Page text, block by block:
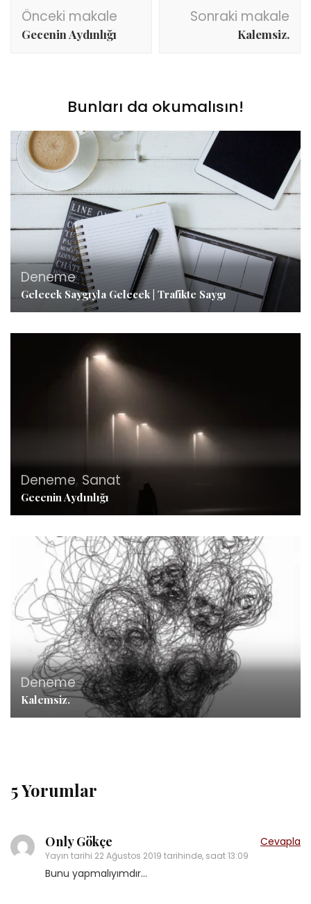
dolaşımı
Önceki makale
Gecenin Aydınlığı
Sonraki makale
Kalemsiz.
Bunları da okumalısın!
Deneme
Gelecek Saygıyla Gelecek | Trafikte Saygı
Deneme, Sanat
Gecenin Aydınlığı
Deneme
Kalemsiz.
5 Yorumlar
Only Gökçe
Yayın tarihi 22 Ağustos 2019 tarihinde, saat 13:09
Cevapla
Bunu yapmalıyımdır…